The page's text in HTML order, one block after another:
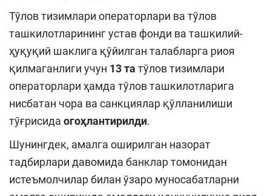
Тўлов тизимлари операторлари ва тўлов
ташкилотларининг устав фонди ва ташкилий-
ҳуқуқий шаклига қўйилган талабларга риоя
қилмаганлиги учун 13 та тўлов тизимлари
операторлари ҳамда тўлов ташкилотларига
нисбатан чора ва санкциялар қўлланилиши
тўғрисида огоҳлантирилди.
Шунингдек, амалга оширилган назорат
тадбирлари давомида банклар томонидан
истеъмолчилар билан ўзаро муносабатларни